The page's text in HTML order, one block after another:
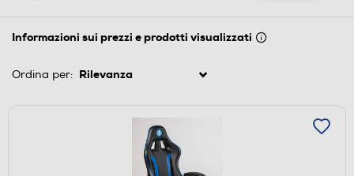
Informazioni sui prezzi e prodotti visualizzati
Ordina per: